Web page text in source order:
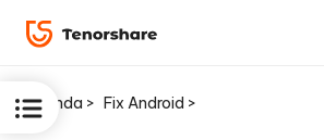
Beranda > Fix Android >